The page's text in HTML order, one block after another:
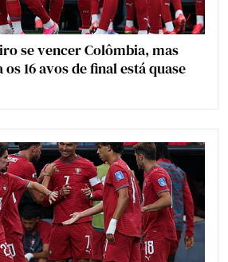
se vencer Colômbia, mas
16 avos de final está quase